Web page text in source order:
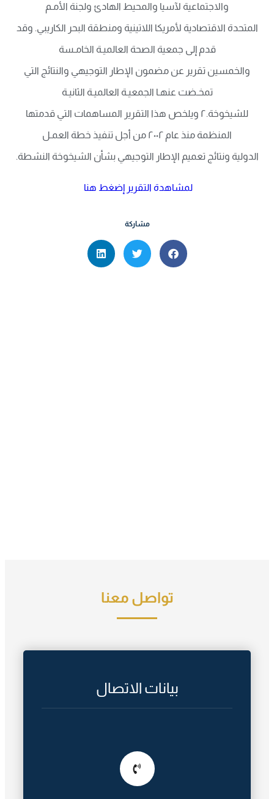
والاجتماعية لآسيا والمحيط الهادئ ولجنة الأمـم
المتحدة الاقتصادية لأمريكا اللاتينية ومنطقة البحر الكاريبي. وقد
قدم إلى جمعية الصحة العالميـة الخامـسة
والخمسين تقرير عن مضمون الإطار التوجيهي والنتائج التي
تمخـضت عنهـا الجمعيـة العالميـة الثانيـة
للشيخوخة.٢ ويلخص هذا التقرير المساهمات التي قدمتها
المنظمة منذ عام ٢٠٠٢ من أجل تنفيذ خطة العمـل
الدولية ونتائج تعميم الإطار التوجيهي بشأن الشيخوخة النشطة.
لمشاهدة التقرير إضغط هنا
مشاركة
بيانات الاتصال
تواصل معنا